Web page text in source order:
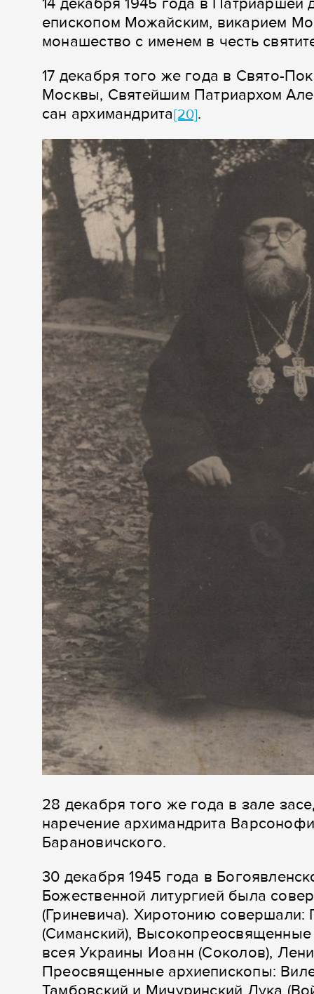
14 декабря 1945 года в
епископом Можайским, викарием
монашество с именем в честь
17 декабря того же года в Свято-
Москвы, Святейшим Патриархом
сан архимандрита[20].
28 декабря того же года в зале
наречение архимандрита
Барановичского.
30 декабря 1945 года в
Божественной литургией была
(Гриневича). Хиротонию совершали:
(Симанский),
всея Украины Иоанн (Соколов),
Преосвященные архиепископы: